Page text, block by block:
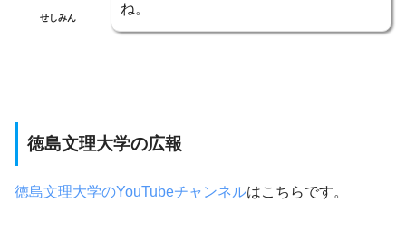
せしみん
ね。
徳島文理大学の広報
徳島文理大学のYouTubeチャンネルはこちらです。